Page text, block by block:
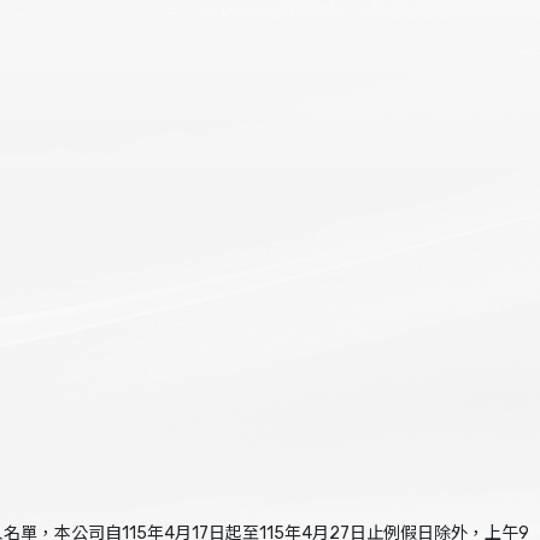
單，本公司自115年4月17日起至115年4月27日止例假日除外，上午9